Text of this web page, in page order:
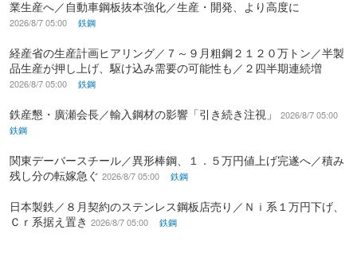
業生産へ／自動車鋼板抜本強化／生産・開発、より高度に
2026/8/7 05:00 鉄鋼
経産省の生産計画ヒアリング／７～９月粗鋼２１２０万トン／半製
品生産が押し上げ、駆け込み需要の可能性も／２四半期連続増
2026/8/7 05:00 鉄鋼
鉄産懇・廣瀬会長／輸入鋼材の影響「引き続き注視」
2026/8/7 05:00
鉄鋼
関東デーバースチール／異形棒鋼、１．５万円値上げ完遂へ／積み
残し分の転嫁急ぐ 2026/8/7 05:00 鉄鋼
日本製鉄／８月契約のステンレス鋼板店売り／Ｎｉ系１万円下げ、
Ｃｒ系据え置き 2026/8/7 05:00 鉄鋼